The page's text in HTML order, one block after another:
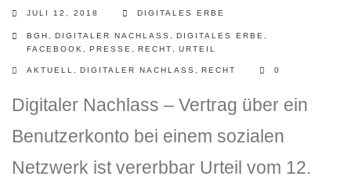
JULI 12, 2018 DIGITALES ERBE
BGH DIGITALER NACHLASS DIGITALES ERBE
FACEBOOK
PRESSE RECHT URTEIL
AKTUELL DIGITALER NACHLASS RECHT 0
Digitaler Nachlass – Vertrag über ein
Benutzerkonto bei einem sozialen
Netzwerk ist vererbbar Urteil vom 12.